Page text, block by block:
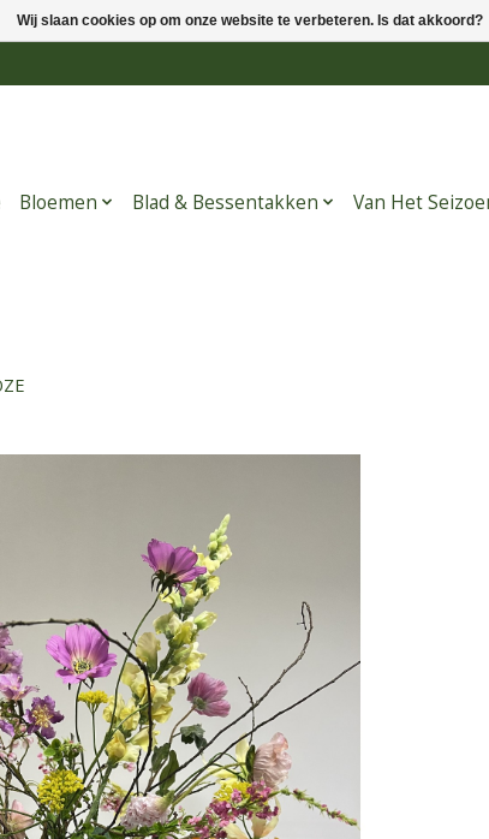
Bloemen Blad & Bessentakken Van Het
Wij slaan cookies op om onze website te verbeteren. Is dat akkoord?